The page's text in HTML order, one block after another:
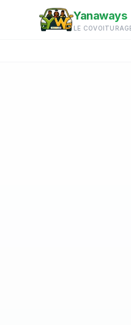
Aller au contenu principal
Yanaways
LE